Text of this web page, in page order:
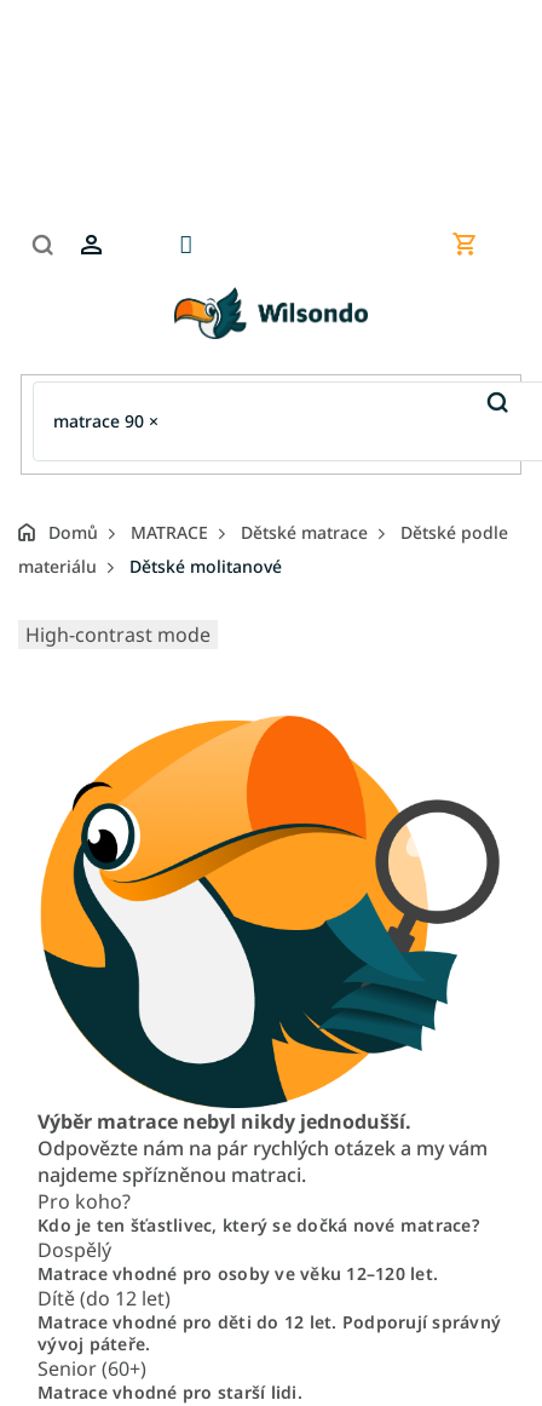
Nákupní
Domů MATRACE Dětské matrace
Dětské podle
materiálu
Dětské molitanové
High-contrast mode
Výběr matrace nebyl nikdy jednodušší.
Odpovězte nám na pár rychlých otázek a my vám
najdeme spřízněnou matraci.
Pro koho?
Kdo je ten šťastlivec, který se dočká nové matrace?
Dospělý
Matrace vhodné pro osoby ve věku 12–120 let.
Dítě (do 12 let)
Matrace vhodné pro děti do 12 let. Podporují správný
vývoj páteře.
Senior (60+)
Matrace vhodné pro starší lidi.